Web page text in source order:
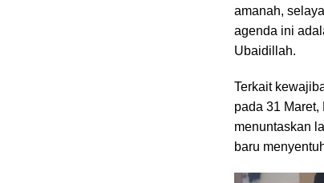
amanah,
agenda ini
Ubaidillah.
‎Terkait
pada 31
menuntaskan
baru